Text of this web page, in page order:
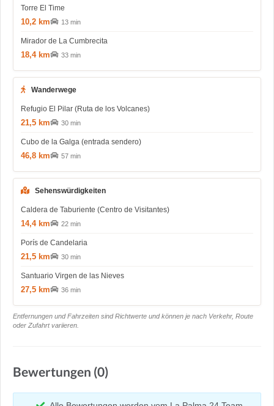
Torre El Time
10,2 km 13 min
Mirador de La Cumbrecita
18,4 km 33 min
Wanderwege
Refugio El Pilar (Ruta de los Volcanes)
21,5 km 30 min
Cubo de la Galga (entrada sendero)
46,8 km 57 min
Sehenswürdigkeiten
Caldera de Taburiente (Centro de Visitantes)
14,4 km 22 min
Porís de Candelaria
21,5 km 30 min
Santuario Virgen de las Nieves
27,5 km 36 min
Entfernungen und Fahrzeiten sind Richtwerte und können je nach Verkehr, Route
oder Zufahrt variieren.
Bewertungen (0)